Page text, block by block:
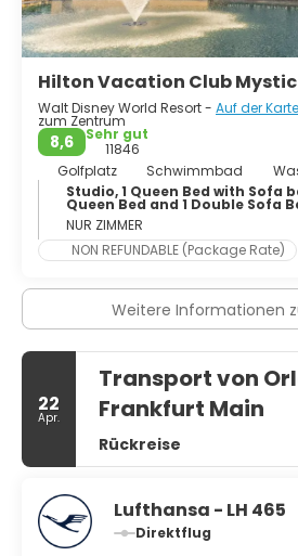
Ausstellungen für Besucher jeden
eine sehr 'junggebliebene'
Schmelztiegel verschiedener
gibt es so ziemlich alles, was man
Innenstadt hat mehrere Bars und
Publikum. Kurz gesagt, Orlando ist
Stadt.
Hilton Vacation Club
Walt Disney World Resort - Auf der
zum Zentrum
8,6
Sehr gut
11846
Golfplatz
Schwimmbad
Studio, 1 Queen Bed with Sofa
Queen Bed and 1 Double Sofa
NUR ZIMMER
NON REFUNDABLE (Package Rate)
Weitere Informationen
22
Apr.
Transport von
Frankfurt Main
Rückreise
Lufthansa - LH 465
Direktflug